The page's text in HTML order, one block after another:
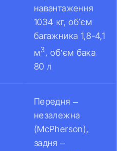
навантаження
1034 кг, об’єм
багажника 1,8-4,1
м3, об’єм бака
80 л
Передня –
незалежна
(McPherson),
задня –